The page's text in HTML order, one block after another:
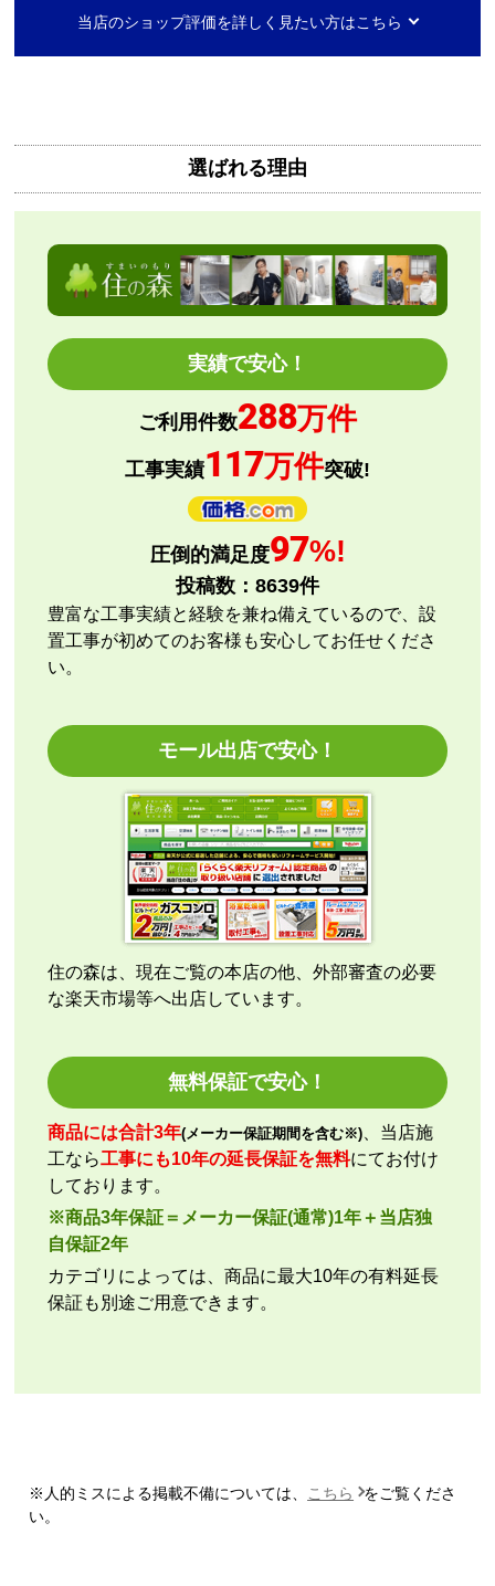
2日ほど
さん
はい
ショップからの連絡や対応は適切でしたか？
はい
予定の期日までに商品が届きましたか？
商品の梱包は必要十分なものでしたか？
またこのショップを利用したいですか？
【注文商品】エアコン・クーラー 【注文
時期】2026年08月頃
【このショップを選んだ理由は？】
評価と価格
【注文からどのくらいで届きましたか？】
【その他感想・コメント】
エアコン本体の購入のみ（工事無し）でしたが、連絡
も早く安心して購入できました。
こちらの都合で、最短でお届けいただくようご依頼。
施工業者への連絡の都合上、何度かメールをさせてい
ただきましたが、連絡も早く安心して購入させていた
だくことができました。
kazumorimoriさん
欲しい商品をスムーズに注文できましたか？
ショップからの連絡や対応は適切でしたか？
いいえ
予定の期日までに商品が届きましたか？
はい
商品の梱包は必要十分なものでしたか？
はい
またこのショップを利用したいですか？
いいえ
【注文からどのくらいで届きましたか？】
当店のショップ評価を詳しく見たい方はこちら
選ばれる理由
実績で安心！
ご利用件数288万件
工事実績117万件突破!
圧倒的満足度97%!
投稿数： 8639件
豊富な工事実績と経験を兼ね備えているので、設
置工事が初めてのお客様も安心してお任せくださ
い。
モール出店で安心！
住の森は、現在ご覧の本店の他、外部審査の必要
な楽天市場等へ出店しています。
無料保証で安心！
商品には合計3年(メーカー保証期間を含む※) 、当店施
工なら工事にも10年の延長保証を無料にてお付け
しております。
※商品3年保証＝メーカー保証(通常)1年＋当店独
自保証2年
カテゴリによっては、商品に最大10年の有料延長
保証も別途ご用意できます。
※人的ミスによる掲載不備については、 こちら
をご覧くださ
い。